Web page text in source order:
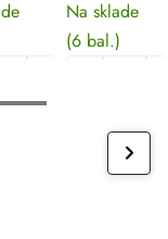
Na sklade
(6 bal.)